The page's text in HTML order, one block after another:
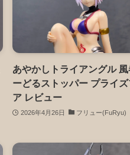
あやかしトライアングル
ーどるストッパー プライズ
ア レビュー
2026年4月26日 フリュー(FuRyu)